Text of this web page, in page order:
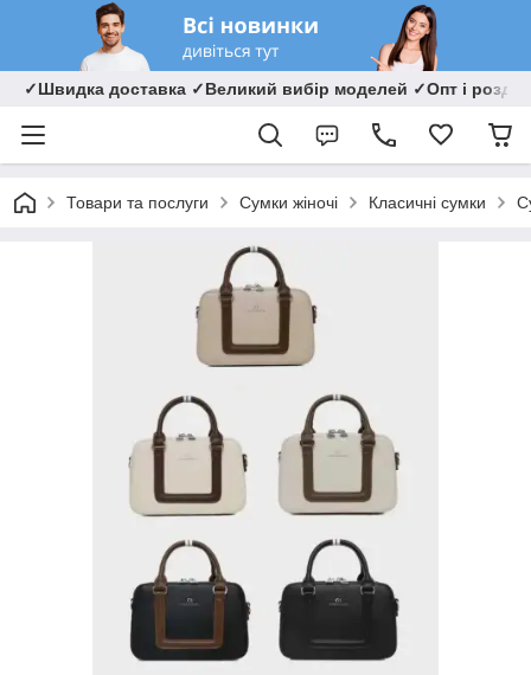
✓Швидка доставка ✓Великий вибір моделей ✓Опт і
Товари та послуги Сумки жіночі Класичні сумки